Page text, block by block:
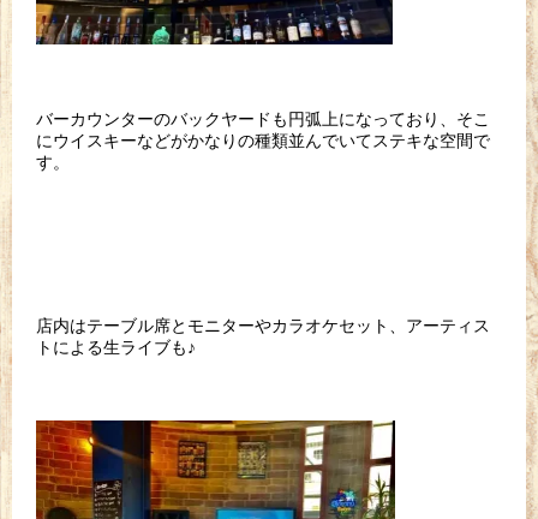
バーカウンターのバックヤードも円弧上になっており、そこ
にウイスキーなどがかなりの種類並んでいてステキな空間で
す。
店内はテーブル席とモニターやカラオケセット、アーティス
トによる生ライブも♪